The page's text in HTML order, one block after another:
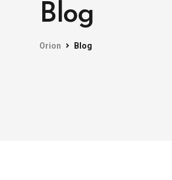
Blog
Orion Blog